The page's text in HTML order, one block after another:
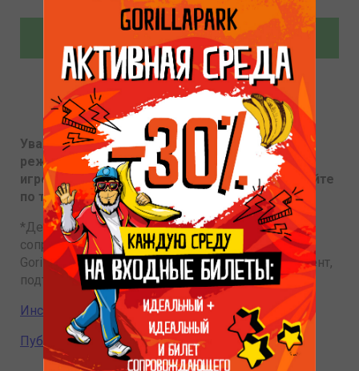
ОФОРМИТЬ ЗАКАЗ
Уважаемые гости! Возможны изменения в
режиме работы спортивных комплексов и
игровых зон. Актуальную информацию уточняйте
по телефону +7(812)677-72-05.
*Дети до 9 лет могут посещать парк только в
сопровождении взрослых. Администрация
GorillaPark имеет право запросить у гостя документ,
подтверждающий возраст ребёнка.
Инструкция по покупке билетов.
Публичная оферта